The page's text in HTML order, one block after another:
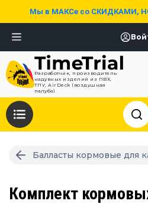
Мы в МАКСе со СКИДКАМИ,
Разработчик, производитель
надувных изделий из ПВХ,
ТПУ, AirDeck (воздушная
палуба)
Балласты кормовые для
Комплект